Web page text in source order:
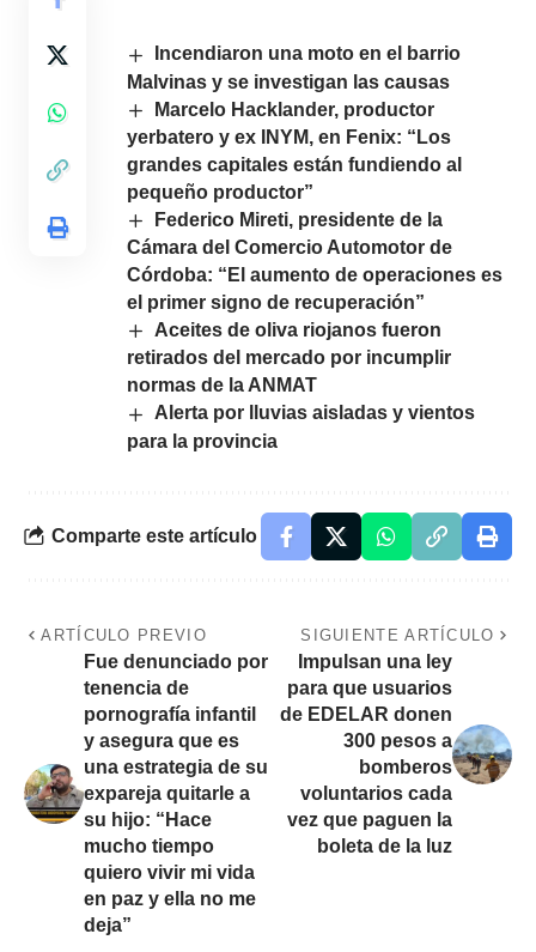
Incendiaron una moto en el barrio
Malvinas y se investigan las causas
Marcelo Hacklander, productor
yerbatero y ex INYM, en Fenix: “Los
grandes capitales están fundiendo al
pequeño productor”
Federico Mireti, presidente de la
Cámara del Comercio Automotor de
Córdoba: “El aumento de operaciones es
el primer signo de recuperación”
Aceites de oliva riojanos fueron
retirados del mercado por incumplir
normas de la ANMAT
Alerta por lluvias aisladas y vientos
para la provincia
Comparte este artículo
ARTÍCULO PREVIO
Fue denunciado por
tenencia de
pornografía infantil
y asegura que es
una estrategia de su
expareja quitarle a
su hijo: “Hace
mucho tiempo
quiero vivir mi vida
en paz y ella no me
deja”
SIGUIENTE ARTÍCULO
Impulsan una ley
para que usuarios
de EDELAR donen
300 pesos a
bomberos
voluntarios cada
vez que paguen la
boleta de la luz